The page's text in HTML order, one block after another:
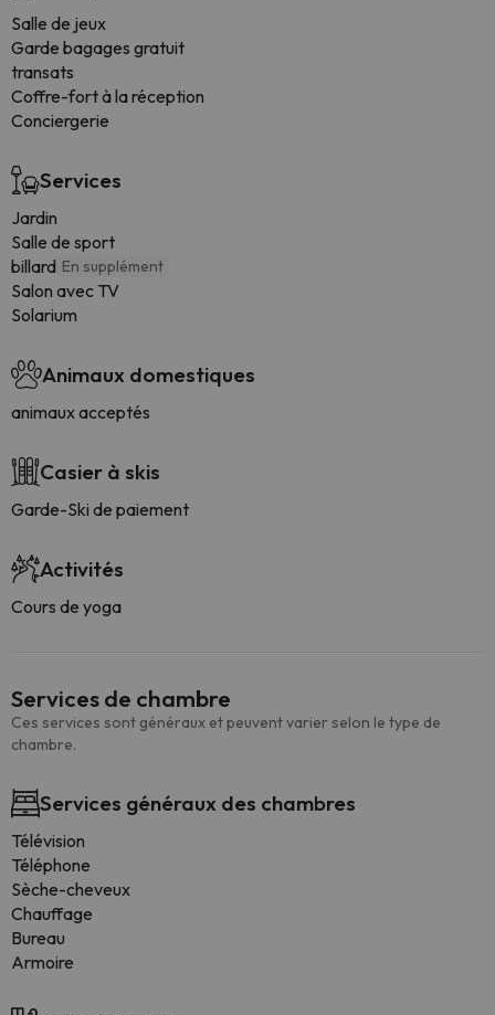
Salle de jeux
Garde bagages gratuit
transats
Coffre-fort à la réception
Conciergerie
Services
Jardin
Salle de sport
billard En supplément
Salon avec TV
Solarium
Animaux domestiques
animaux acceptés
Casier à skis
Garde-Ski de paiement
Activités
Cours de yoga
Services de chambre
Ces services sont généraux et peuvent varier selon le type de
chambre.
Services généraux des chambres
Télévision
Téléphone
Sèche-cheveux
Chauffage
Bureau
Armoire